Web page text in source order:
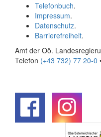
Telefonbuch.
Impressum.
Datenschutz.
Barrierefreiheit.
Amt der Oö.
Telefon (+43 732) 77 20-0